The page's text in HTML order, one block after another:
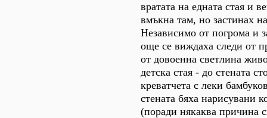
вратата на едната стая и
вмъкна там, но застинах
Независимо от погрома и
още се виждаха следи от
от довоенна светлина
детска стая - до стената
креватчета с леки
стената бяха нарисувани
(поради някаква причина